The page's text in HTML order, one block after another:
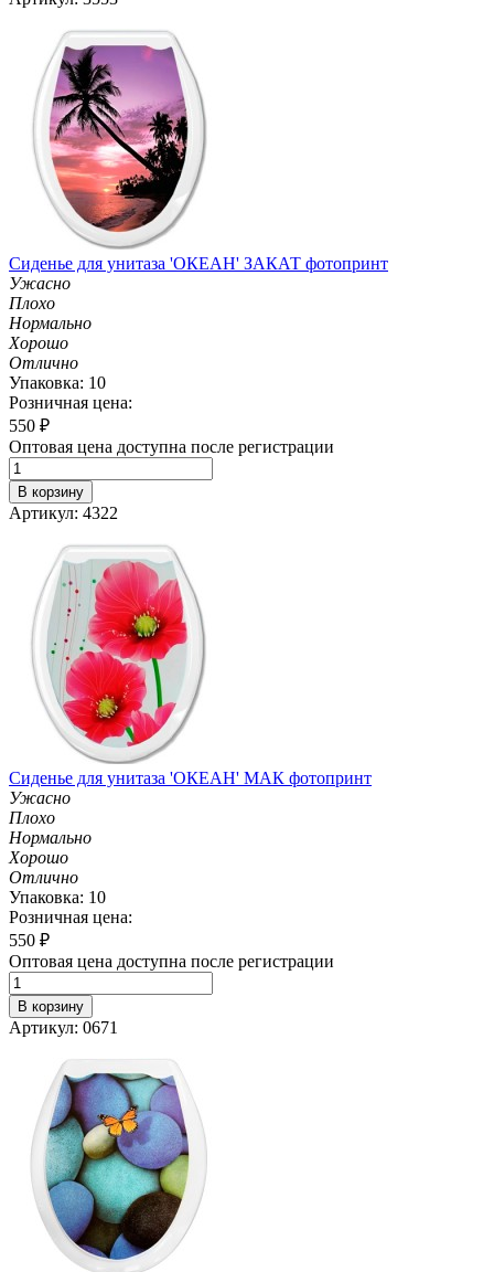
Сиденье для унитаза 'ОКЕАН' ЗАКАТ фотопринт
Ужасно
Плохо
Нормально
Хорошо
Отлично
Упаковка: 10
Розничная цена:
550 ₽
Оптовая цена доступна после регистрации
В корзину
Артикул: 4322
Сиденье для унитаза 'ОКЕАН' МАК фотопринт
Ужасно
Плохо
Нормально
Хорошо
Отлично
Упаковка: 10
Розничная цена:
550 ₽
Оптовая цена доступна после регистрации
В корзину
Артикул: 0671